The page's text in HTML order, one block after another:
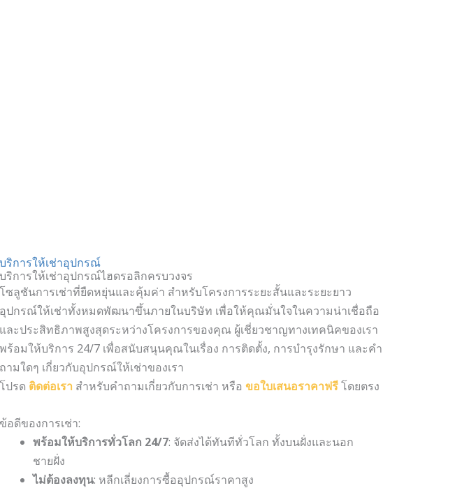
บริการให้เช่าอุปกรณ์
บริการให้เช่าอุปกรณ์ไฮดรอลิกครบวงจร
โซลูชันการเช่าที่ยืดหยุ่นและคุ้มค่า สำหรับโครงการระยะสั้นและระยะยาว
อุปกรณ์ให้เช่าทั้งหมดพัฒนาขึ้นภายในบริษัท เพื่อให้คุณมั่นใจในความน่าเชื่อถือ
และประสิทธิภาพสูงสุดระหว่างโครงการของคุณ ผู้เชี่ยวชาญทางเทคนิคของเรา
พร้อมให้บริการ 24/7 เพื่อสนับสนุนคุณในเรื่อง การติดตั้ง, การบำรุงรักษา และคำ
ถามใดๆ เกี่ยวกับอุปกรณ์ให้เช่าของเรา
โปรด ติดต่อเรา สำหรับคำถามเกี่ยวกับการเช่า หรือ ขอใบเสนอราคาฟรีโดยตรง
ข้อดีของการเช่า:
พร้อมให้บริการทั่วโลก 24/7: จัดส่งได้ทันทีทั่วโลก ทั้งบนฝั่งและนอก
ชายฝั่ง
ไม่ต้องลงทุน: หลีกเลี่ยงการซื้ออุปกรณ์ราคาสูง